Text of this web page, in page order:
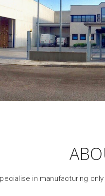
in manufacturing